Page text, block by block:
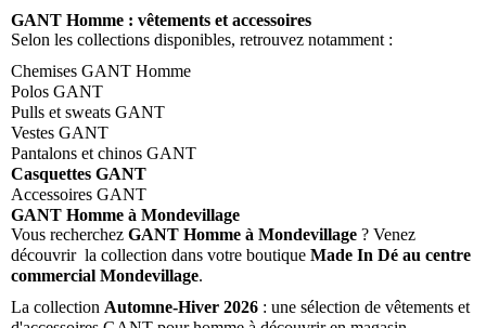
GANT Homme : vêtements et accessoires
Selon les collections disponibles, retrouvez notamment :
Chemises GANT Homme
Polos GANT
Pulls et sweats GANT
Vestes GANT
Pantalons et chinos GANT
Casquettes GANT
Accessoires GANT
GANT Homme à Mondevillage
Vous recherchez GANT Homme à Mondevillage ? Venez
découvrir la collection dans votre boutique Made In Dé au centre
commercial Mondevillage.
La collection Automne-Hiver 2026 : une sélection de vêtements et